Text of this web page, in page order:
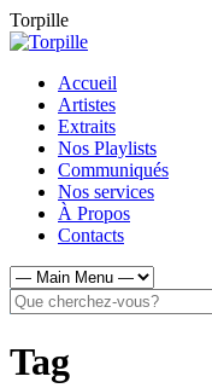
Torpille
Accueil
Artistes
Extraits
Nos Playlists
Communiqués
Nos services
À Propos
Contacts
Tag